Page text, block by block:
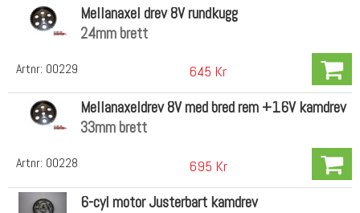
Artnr: 00229
Mellanaxel drev 8V rundkugg
24mm brett
645 Kr
Artnr: 00228
Mellanaxeldrev 8V med bred rem +16V kamdrev
33mm brett
695 Kr
6-cyl motor Justerbart kamdrev